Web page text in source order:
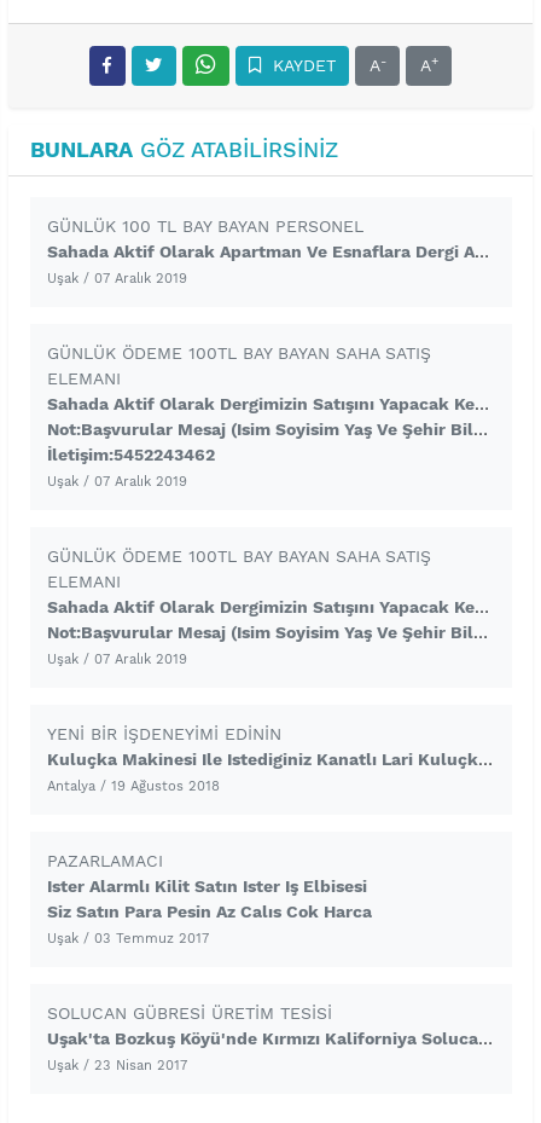
KAYDET A- A+
BUNLARAGÖZ ATABILIRSINIZ
GÜNLÜK 100 TL BAY BAYAN PERSONEL
Sahada Aktif Olarak Apartman Ve Esnaflara Dergi Ankanin Satışını Yapacak Kendine Güvenen Gelişime Açık Bay Bayan Personeller Alınacaktır.Gunluk Sabit 100 TL Net Ödeme + Prim + Yemek Imkanlarıyla Çalışılmaktadır.Basvurular Verilen Telefon Numarasına Sms Ile Olacaktır Sms Kısmına Isim Yaş Ve Uşak Yazmanız Yeterlidir
Uşak/ 07 Aralık 2019
GÜNLÜK ÖDEME 100TL BAY BAYAN SAHA SATIŞ
ELEMANI
Sahada Aktif Olarak Dergimizin Satışını Yapacak Kendine Güvenen Gelişime Açık Bay Bayan Personel Alınacaktır.Calisma Sistemimiz Tamamen Çat Kapı Sistemiyle Olmaktadır Ve Basın Savcılığının Bilgisi Dahilinde Yapılmaktadır.Odemeler Günlüktür Ve Sabit 100 TL Dır. En Az 6 Ay Çalışacak Personeller Başvurmalıdır.
Not:Başvurular Mesaj (isim Soyisim Yaş Ve Şehir Bilgisi Içeren ) Yolu Ile Alınacakt
İletişim:5452243462
Uşak/ 07 Aralık 2019
GÜNLÜK ÖDEME 100TL BAY BAYAN SAHA SATIŞ
ELEMANI
Sahada Aktif Olarak Dergimizin Satışını Yapacak Kendine Güvenen Gelişime Açık Bay Bayan Personel Alınacaktır.Calisma Sistemimiz Tamamen Çat Kapı Sistemiyle Olmaktadır Ve Basın Savcılığının Bilgisi Dahilinde Yapılmaktadır.Odemeler Günlüktür Ve Sabit 100 TL Dır. En Az 6 Ay Çalışacak Personeller Başvurmalıdır.
Not:Başvurular Mesaj (isim Soyisim Yaş Ve Şehir Bilgisi Içeren ) Yolu Ile Alınacakt
Uşak/ 07 Aralık 2019
YENI BIR IŞDENEYIMI EDININ
Kuluçka Makinesi Ile Istediginiz Kanatlı Lari Kuluçkadan Cıkararın Ve Ek Gelir Elde Edin Www.hedefkulucka.com Adresini Ziyaret Ederek Detaylı Bilgi Alabilirsiniz
Antalya/ 19 Ağustos 2018
PAZARLAMACI
Ister Alarmlı Kilit Satın Ister Iş Elbisesi
Siz Satın Para Pesin Az Calıs Cok Harca
Uşak/ 03 Temmuz 2017
SOLUCAN GÜBRESI ÜRETIM TESISI
Uşak'ta Bozkuş Köyü'nde Kırmızı Kaliforniya Solucanı Ve Gübresi Üreten Tema Organik Solucan Gübresi Santrali, Girişimcilere Bayilikler Verecektir.
Uşak/ 23 Nisan 2017